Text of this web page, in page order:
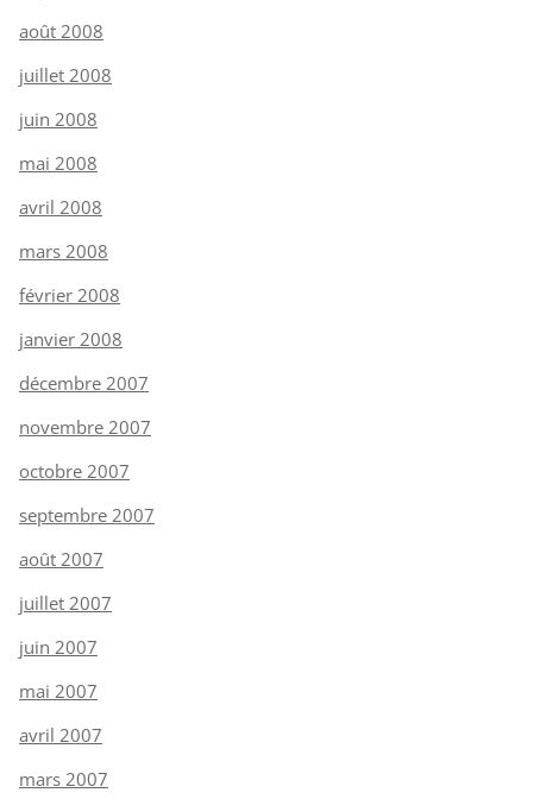
août 2008
juillet 2008
juin 2008
mai 2008
avril 2008
mars 2008
février 2008
janvier 2008
décembre 2007
novembre 2007
octobre 2007
septembre 2007
août 2007
juillet 2007
juin 2007
mai 2007
avril 2007
mars 2007